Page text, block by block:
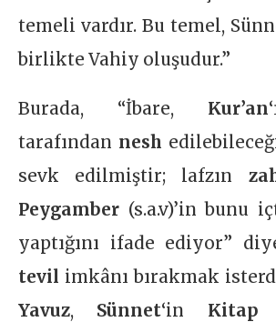
temeli vardır. Bu temel,
birlikte Vahiy oluşudur.”
Burada, “İbare, Kur’an
tarafından nesh
sevk edilmiştir; lafzın
Peygamber (s.a.v)’in bunu
yaptığını ifade ediyor”
tevil imkânı bırakmak
Yavuz, Sünnet‘in Kitap